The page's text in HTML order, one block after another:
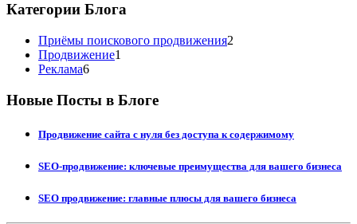
Категории Блога
Приёмы поискового продвижения2
Продвижение1
Реклама6
Новые Посты в Блоге
Продвижение сайта с нуля без доступа к содержимому
SEO-продвижение: ключевые преимущества для вашего бизнеса
SEO продвижение: главные плюсы для вашего бизнеса